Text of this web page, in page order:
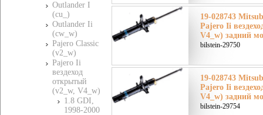
Outlander I
(cu_)
Outlander Ii
(cw_w)
Pajero Classic
(v2_w)
Pajero Ii
вездеход
открытый
(v2_w, V4_w)
1.8 GDI,
1998-2000
19-028743
Pajero Ii
V4_w) задний
bilstein-29750
19-028743
Pajero Ii
V4_w) задний
bilstein-29754